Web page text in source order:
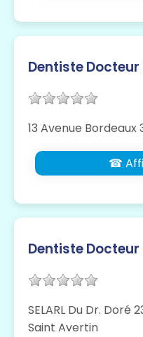
Dentiste
13 Avenue Bordeaux
☎
Dentiste
SELARL Du Dr. Doré
Saint Avertin